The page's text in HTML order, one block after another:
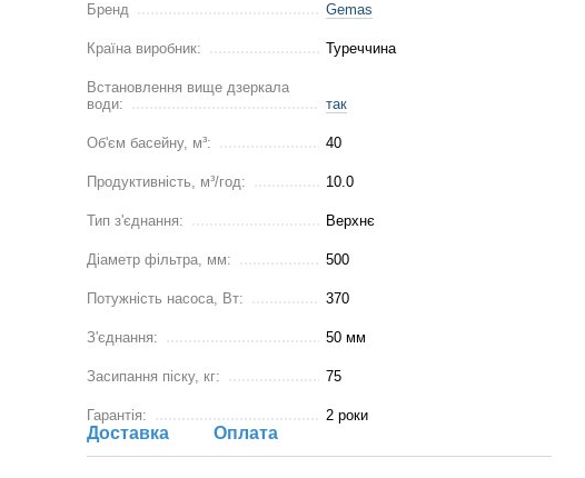
Бренд Gemas
Країна виробник: Туреччина
Встановлення вище дзеркала
води:
так
Об'єм басейну, м³: 40
Продуктивність, м³/год: 10.0
Тип з'єднання: Верхнє
Діаметр фільтра, мм: 500
Потужність насоса, Вт: 370
З'єднання: 50 мм
Засипання піску, кг: 75
Гарантія: 2 роки
Доставка Оплата